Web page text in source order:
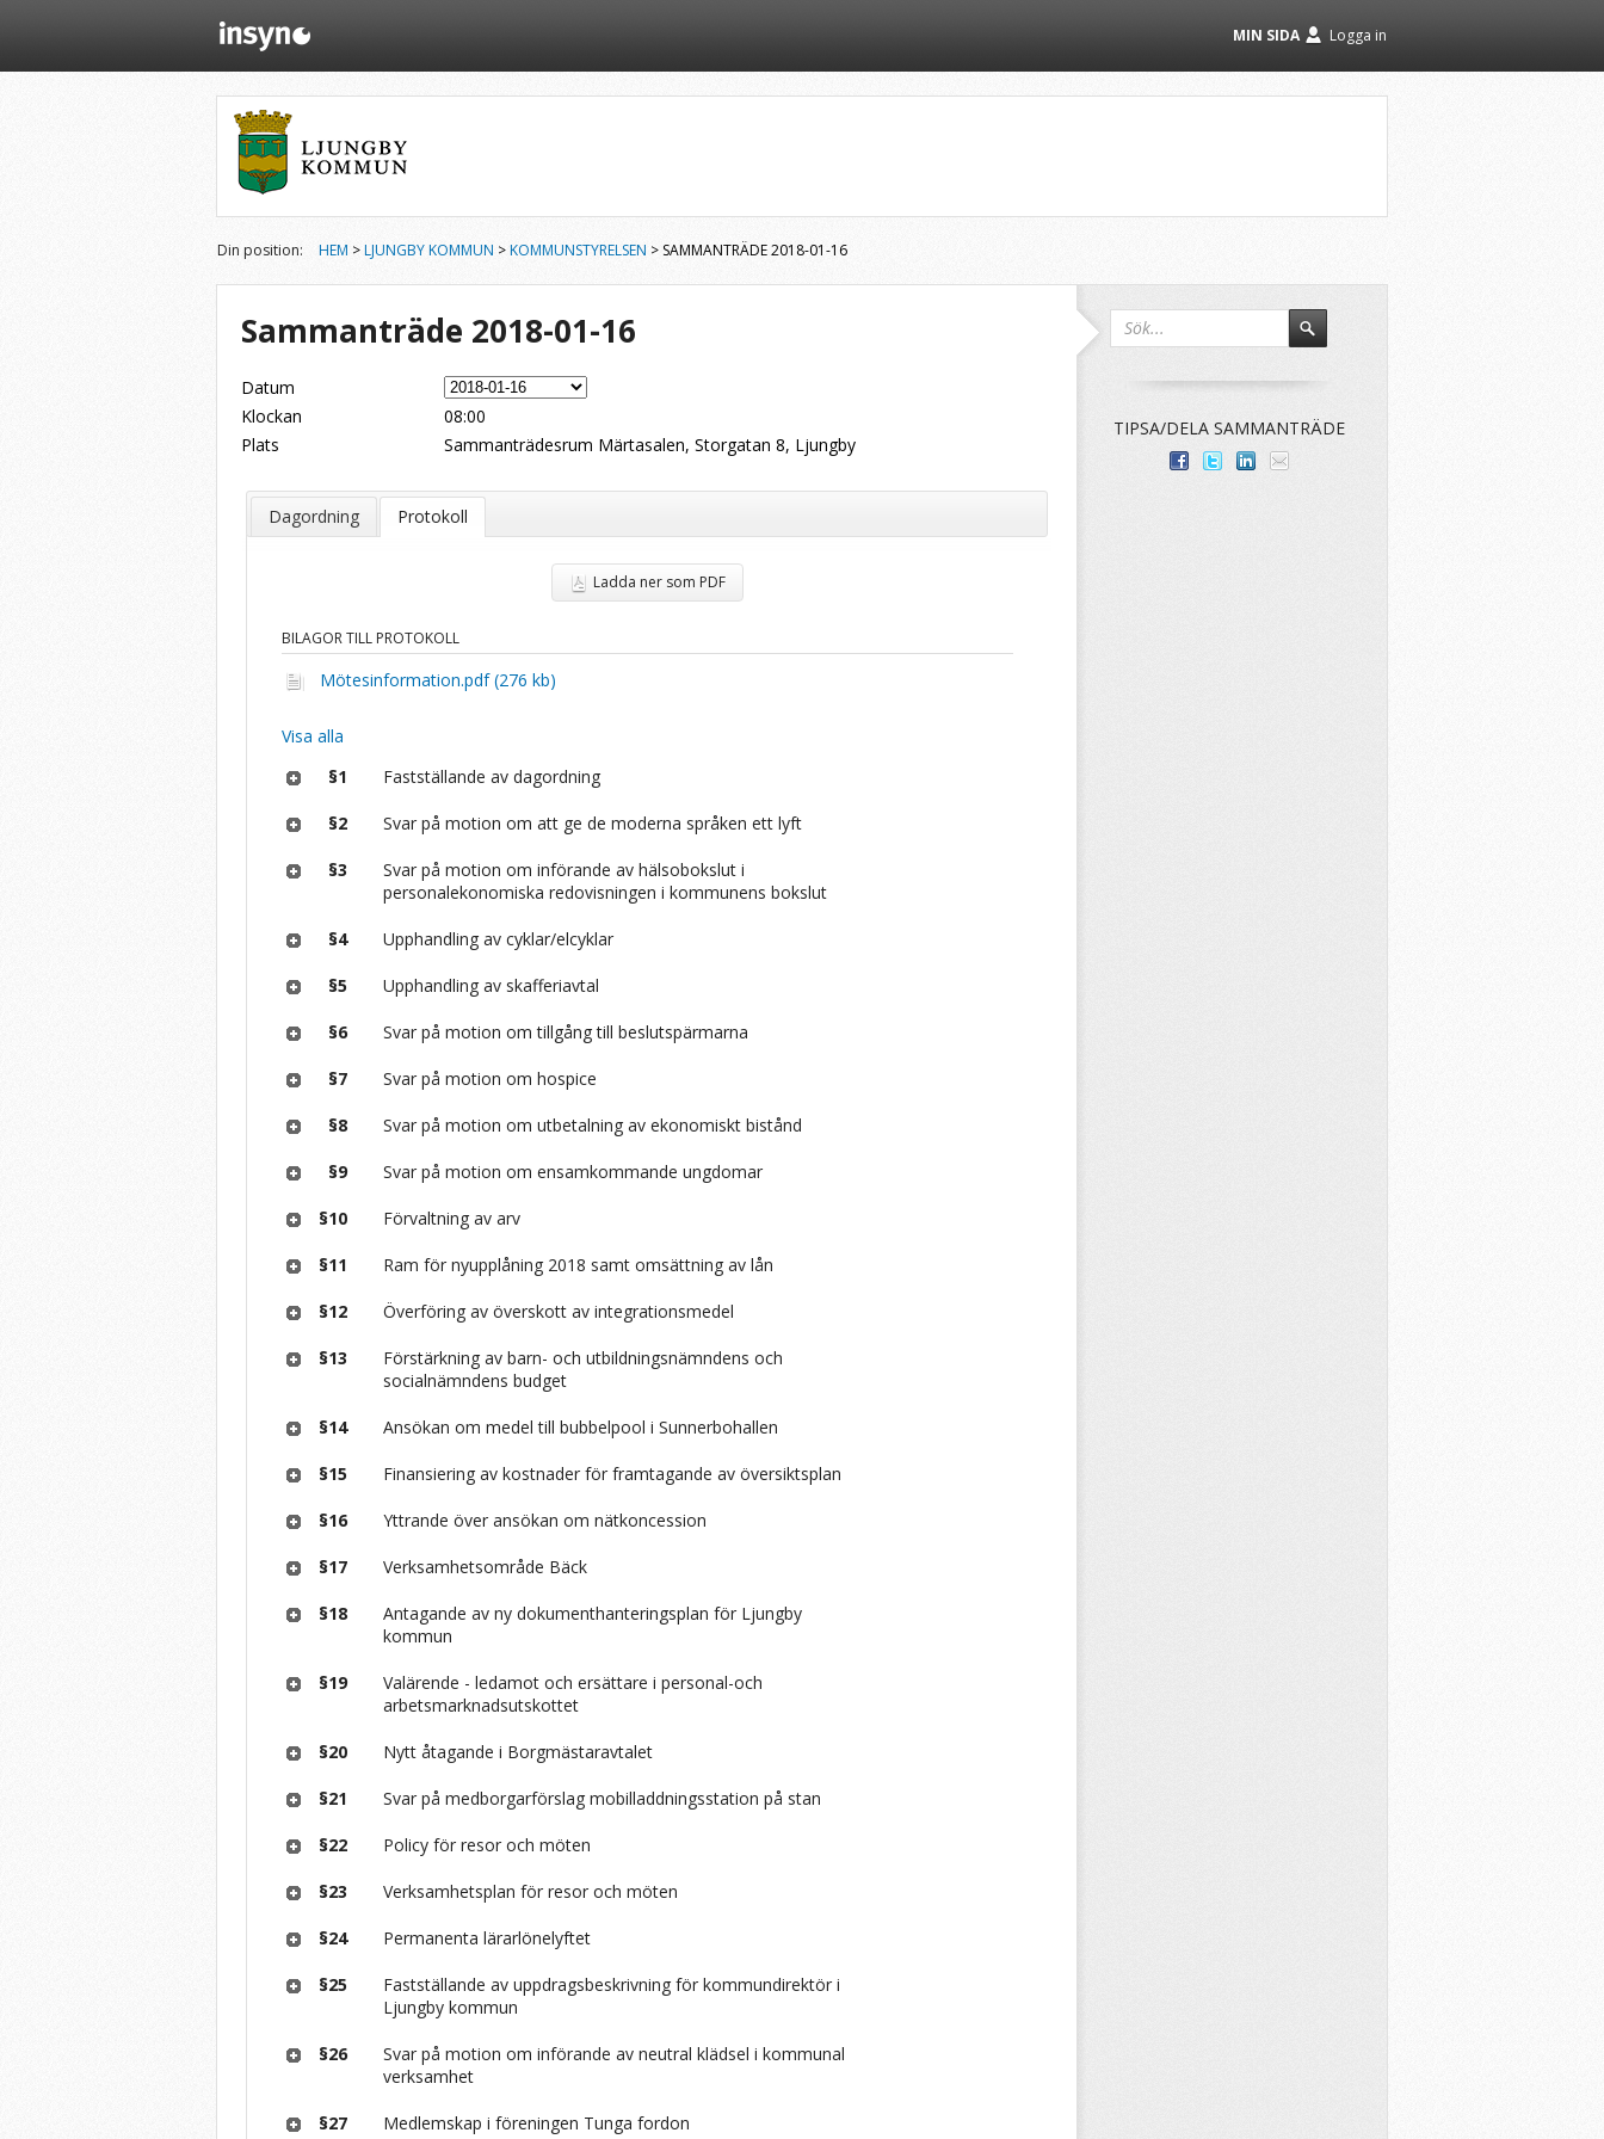
Logga in
MIN SIDA
Din position: HEM >LJUNGBY KOMMUN >KOMMUNSTYRELSEN > SAMMANTRÄDE 2018-01-16
Sammanträde 2018-01-16
Datum
Klockan
08:00
Plats
Sammanträdesrum Märtasalen, Storgatan 8, Ljungby
Dagordning Protokoll
Ladda ner som PDF
BILAGOR TILL PROTOKOLL
Mötesinformation.pdf (276 kb)
Visa alla
§1
Fastställande av dagordning
§2 Svar på motion om att ge de moderna språken ett lyft
§3
Svar på motion om införande av hälsobokslut i
personalekonomiska redovisningen i kommunens bokslut
§4 Upphandling av cyklar/elcyklar
§5 Upphandling av skafferiavtal
§6 Svar på motion om tillgång till beslutspärmarna
§7 Svar på motion om hospice
§8 Svar på motion om utbetalning av ekonomiskt bistånd
§9 Svar på motion om ensamkommande ungdomar
§10 Förvaltning av arv
§11 Ram för nyupplåning 2018 samt omsättning av lån
§12 Överföring av överskott av integrationsmedel
§13
Förstärkning av barn- och utbildningsnämndens och
socialnämndens budget
§14 Ansökan om medel till bubbelpool i Sunnerbohallen
§15 Finansiering av kostnader för framtagande av översiktsplan
§16 Yttrande över ansökan om nätkoncession
§17 Verksamhetsområde Bäck
§18
Antagande av ny dokumenthanteringsplan för Ljungby
kommun
§19
Valärende - ledamot och ersättare i personal-och
arbetsmarknadsutskottet
§20 Nytt åtagande i Borgmästaravtalet
§21 Svar på medborgarförslag mobilladdningsstation på stan
§22 Policy för resor och möten
§23 Verksamhetsplan för resor och möten
§24 Permanenta lärarlönelyftet
§25
Fastställande av uppdragsbeskrivning för kommundirektör i
Ljungby kommun
§26
Svar på motion om införande av neutral klädsel i kommunal
verksamhet
§27 Medlemskap i föreningen Tunga fordon
TIPSA/DELA SAMMANTRÄDE